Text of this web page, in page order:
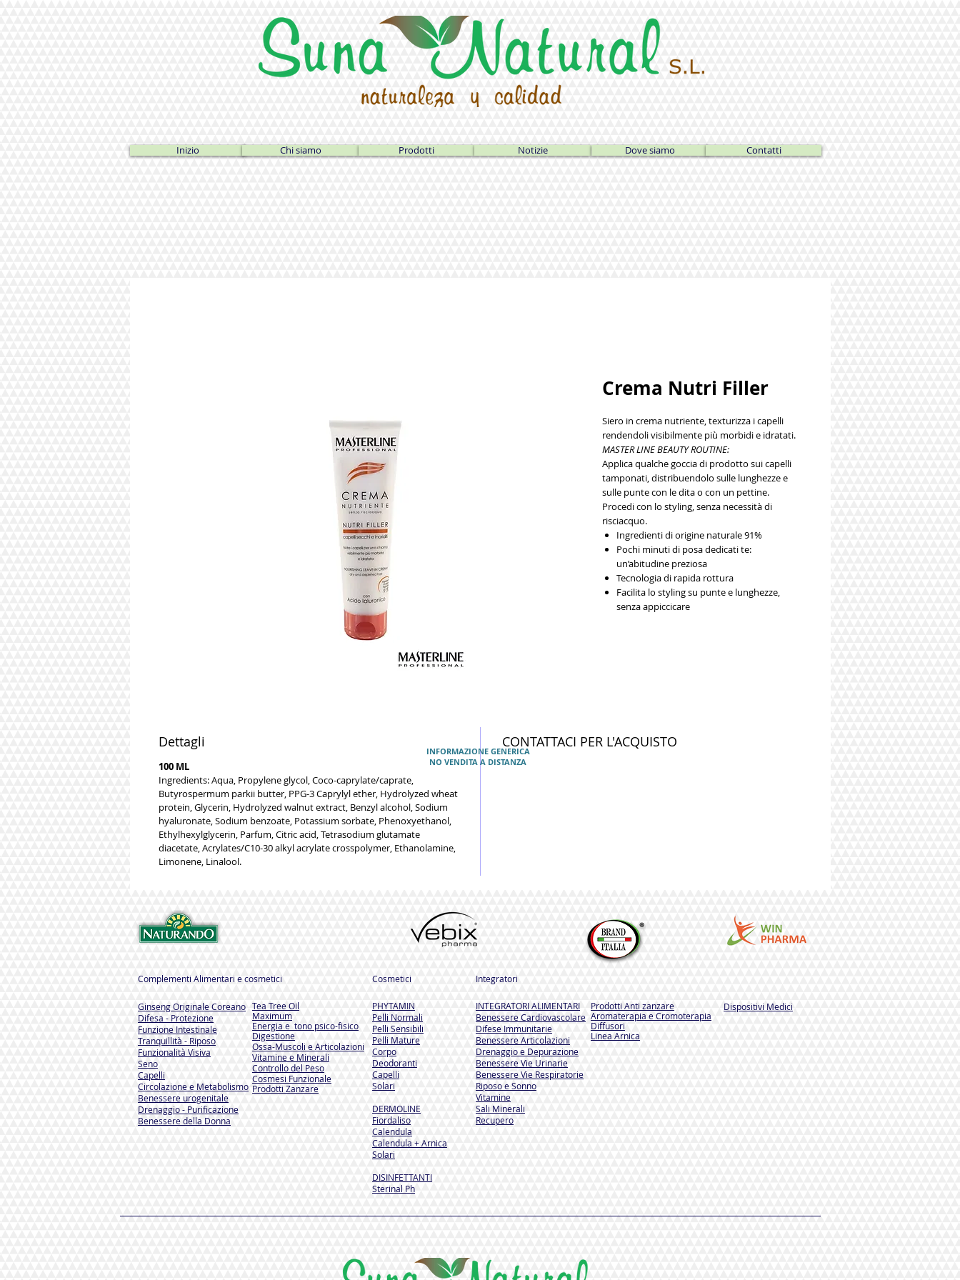
Inizio Chi siamo Prodotti Notizie Dove siamo Contatti
Crema Nutri Filler
Siero in crema nutriente, texturizza i capelli
rendendoli visibilmente più morbidi e idratati.
MASTER LINE BEAUTY ROUTINE:
Applica qualche goccia di prodotto sui capelli
tamponati, distribuendolo sulle lunghezze e
sulle punte con le dita o con un pettine.
Procedi con lo styling, senza necessità di
risciacquo.
Ingredienti di origine naturale 91%
Pochi minuti di posa dedicati te:
un’abitudine preziosa
Tecnologia di rapida rottura
Facilita lo styling su punte e lunghezze,
senza appiccicare
Dettagli
100 ML
Ingredients: Aqua, Propylene glycol, Coco-caprylate/caprate,
Butyrospermum parkii butter, PPG-3 Caprylyl ether, Hydrolyzed wheat
protein, Glycerin, Hydrolyzed walnut extract, Benzyl alcohol, Sodium
hyaluronate, Sodium benzoate, Potassium sorbate, Phenoxyethanol,
Ethylhexylglycerin, Parfum, Citric acid, Tetrasodium glutamate
diacetate, Acrylates/C10-30 alkyl acrylate crosspolymer, Ethanolamine,
Limonene, Linalool.
CONTATTACI PER L'ACQUISTO
INFORMAZIONE GENERICA
NO VENDITA A DISTANZA
Complementi Alimentari e cosmetici
Ginseng Originale Coreano
Difesa - Protezione
Funzione Intestinale
Tranquillità - Riposo
Funzionalità Visiva
Seno
Capelli
Circolazione e Metabolismo
Benessere urogenitale
Drenaggio - Purificazione
Benessere della Donna
Tea Tree Oil
Maximum
Energia e tono psico-fisico
Digestione
Ossa-Muscoli e Articolazioni
Vitamine e Minerali
Controllo del Peso
Cosmesi Funzionale
Prodotti Zanzare
Cosmetici Integratori
PHYTAMIN
Pelli Normali
Pelli Sensibili
Pelli Mature
Corpo
Deodoranti
Capelli
Solari
DERMOLINE
Fiordaliso
Calendula
Calendula + Arnica
Solari
DISINFETTANTI
Sterinal Ph​
INTEGRATORI ALIMENTARI
Benessere Cardiovascolare
Difese Immunitarie
Benessere Articolazioni
Drenaggio e Depurazione
Benessere Vie Urinarie
Benessere Vie Respiratorie
Riposo e Sonno
Vitamine
Sali Minerali
Recupero
Prodotti Anti zanzare
Aromaterapia e Cromoterapia
Diffusori
Linea Arnica
Dispositivi Medici